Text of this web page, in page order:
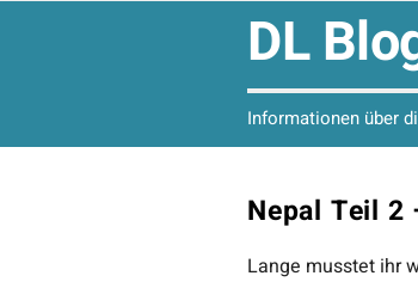
DL
Informationen über
Nepal Teil 2
Lange musstet ihr